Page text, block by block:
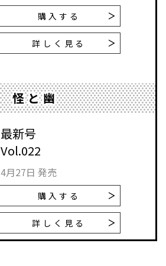
購入する
詳しく見る
怪と幽
最新号
Vol.022
4月27日 発売
購入する
詳しく見る